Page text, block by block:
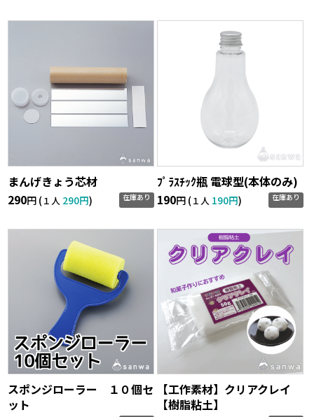
まんげきょう芯材
290円 (１人 290円) 在庫あり
ﾌﾟﾗｽﾁｯｸ瓶 電球型(本体のみ)
190円 (１人 190円) 在庫あり
スポンジローラー １０個セ
ット
【工作素材】クリアクレイ
【樹脂粘土】